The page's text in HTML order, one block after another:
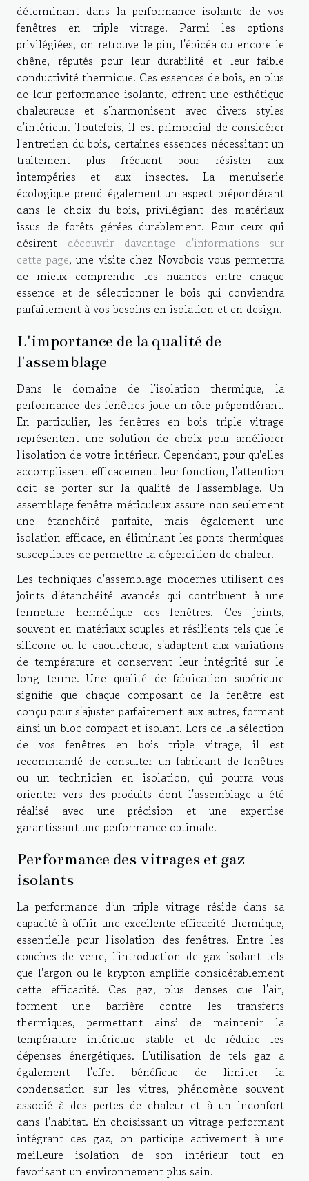
déterminant dans la performance isolante de vos
fenêtres en triple vitrage. Parmi les options
privilégiées, on retrouve le pin, l'épicéa ou encore le
chêne, réputés pour leur durabilité et leur faible
conductivité thermique. Ces essences de bois, en plus
de leur performance isolante, offrent une esthétique
chaleureuse et s'harmonisent avec divers styles
d'intérieur. Toutefois, il est primordial de considérer
l'entretien du bois, certaines essences nécessitant un
traitement plus fréquent pour résister aux
intempéries et aux insectes. La menuiserie
écologique prend également un aspect prépondérant
dans le choix du bois, privilégiant des matériaux
issus de forêts gérées durablement. Pour ceux qui
désirent découvrir davantage d'informations sur
cette page, une visite chez Novobois vous permettra
de mieux comprendre les nuances entre chaque
essence et de sélectionner le bois qui conviendra
parfaitement à vos besoins en isolation et en design.
L'importance de la qualité de
l'assemblage
Dans le domaine de l'isolation thermique, la
performance des fenêtres joue un rôle prépondérant.
En particulier, les fenêtres en bois triple vitrage
représentent une solution de choix pour améliorer
l'isolation de votre intérieur. Cependant, pour qu'elles
accomplissent efficacement leur fonction, l'attention
doit se porter sur la qualité de l'assemblage. Un
assemblage fenêtre méticuleux assure non seulement
une étanchéité parfaite, mais également une
isolation efficace, en éliminant les ponts thermiques
susceptibles de permettre la déperdition de chaleur.
Les techniques d'assemblage modernes utilisent des
joints d'étanchéité avancés qui contribuent à une
fermeture hermétique des fenêtres. Ces joints,
souvent en matériaux souples et résilients tels que le
silicone ou le caoutchouc, s'adaptent aux variations
de température et conservent leur intégrité sur le
long terme. Une qualité de fabrication supérieure
signifie que chaque composant de la fenêtre est
conçu pour s'ajuster parfaitement aux autres, formant
ainsi un bloc compact et isolant. Lors de la sélection
de vos fenêtres en bois triple vitrage, il est
recommandé de consulter un fabricant de fenêtres
ou un technicien en isolation, qui pourra vous
orienter vers des produits dont l'assemblage a été
réalisé avec une précision et une expertise
garantissant une performance optimale.
Performance des vitrages et gaz
isolants
La performance d'un triple vitrage réside dans sa
capacité à offrir une excellente efficacité thermique,
essentielle pour l'isolation des fenêtres. Entre les
couches de verre, l'introduction de gaz isolant tels
que l'argon ou le krypton amplifie considérablement
cette efficacité. Ces gaz, plus denses que l'air,
forment une barrière contre les transferts
thermiques, permettant ainsi de maintenir la
température intérieure stable et de réduire les
dépenses énergétiques. L'utilisation de tels gaz a
également l'effet bénéfique de limiter la
condensation sur les vitres, phénomène souvent
associé à des pertes de chaleur et à un inconfort
dans l'habitat. En choisissant un vitrage performant
intégrant ces gaz, on participe activement à une
meilleure isolation de son intérieur tout en
favorisant un environnement plus sain.